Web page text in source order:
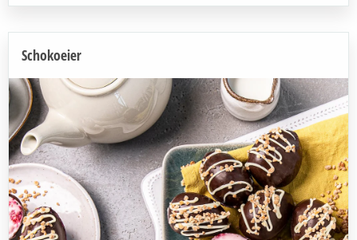
Schokoeier